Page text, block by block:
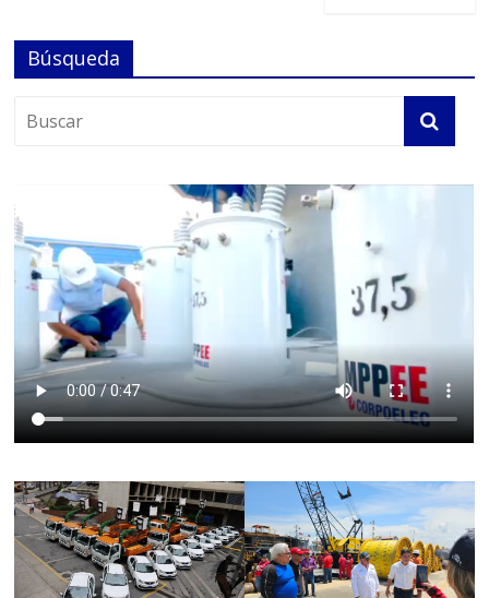
Búsqueda